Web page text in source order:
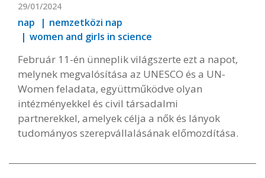
29/01/2024
nap
nemzetközi nap
women and girls in science
Február 11-én ünneplik világszerte ezt a napot,
melynek megvalósítása az UNESCO és a UN-
Women feladata, együttműködve olyan
intézményekkel és civil társadalmi
partnerekkel, amelyek célja a nők és lányok
tudományos szerepvállalásának előmozdítása.